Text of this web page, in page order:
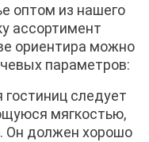
оптом из нашего
ассортимент
ориентира можно
параметров:
следует
мягкостью,
Он должен хорошо